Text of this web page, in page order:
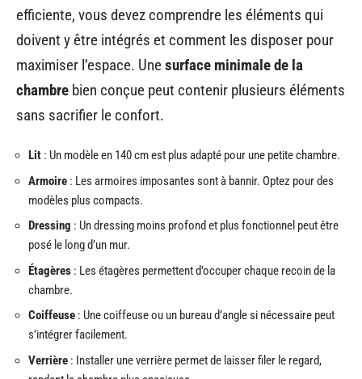
efficiente, vous devez comprendre les éléments qui
doivent y être intégrés et comment les disposer pour
maximiser l’espace. Unesurface minimale de la
chambre bien conçue peut contenir plusieurs éléments
sans sacrifier le confort.
Lit : Un modèle en 140 cm est plus adapté pour une petite chambre.
Armoire : Les armoires imposantes sont à bannir. Optez pour des
modèles plus compacts.
Dressing : Un dressing moins profond et plus fonctionnel peut être
posé le long d’un mur.
Étagères : Les étagères permettent d’occuper chaque recoin de la
chambre.
Coiffeuse : Une coiffeuse ou un bureau d’angle si nécessaire peut
s’intégrer facilement.
Verrière : Installer une verrière permet de laisser filer le regard,